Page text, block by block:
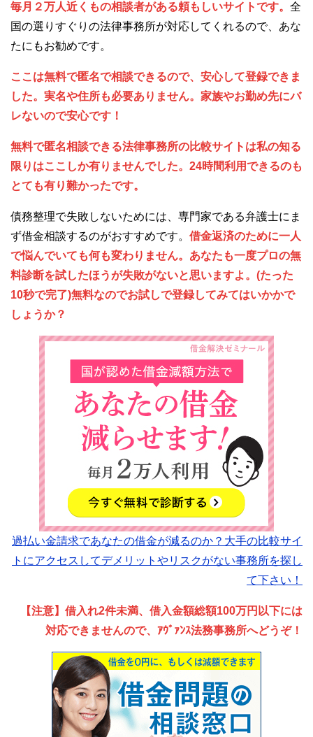
毎月２万人近くもの相談者がある頼もしいサイトです。 全
国の選りすぐりの法律事務所が対応してくれるので、あな
たにもお勧めです。
ここは無料で匿名で相談できるので、安心して登録できま
した。実名や住所も必要ありません。家族やお勤め先にバ
レないので安心です！
無料で匿名相談できる法律事務所の比較サイトは私の知る
限りはここしか有りませんでした。24時間利用できるのも
とても有り難かったです。
債務整理で失敗しないためには、専門家である弁護士にま
ず借金相談するのがおすすめです。 借金返済のために一人
で悩んでいても何も変わりません。あなたも一度プロの無
料診断を試したほうが失敗がないと思いますよ。(たった
10秒で完了)無料なのでお試しで登録してみてはいかかで
しょうか？
過払い金請求であなたの借金が減るのか？大手の比較サイ
トにアクセスしてデメリットやリスクがない事務所を探し
て下さい！
【注意】借入れ2件未満、借入金額総額100万円以下には
対応できませんので、ｱｳﾞｧﾝｽ法務事務所へどうぞ！